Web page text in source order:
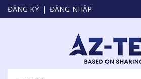
ĐĂNG KÝ | ĐĂNG NHẬP